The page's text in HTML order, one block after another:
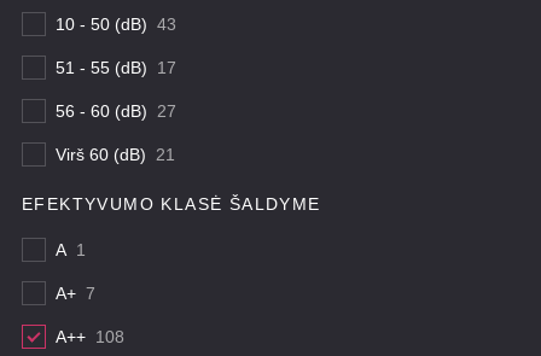
10 - 50 (dB) 43
51 - 55 (dB) 17
56 - 60 (dB) 27
Virš 60 (dB) 21
EFEKTYVUMO KLASĖ ŠALDYME
A 1
A+ 7
A++ 108